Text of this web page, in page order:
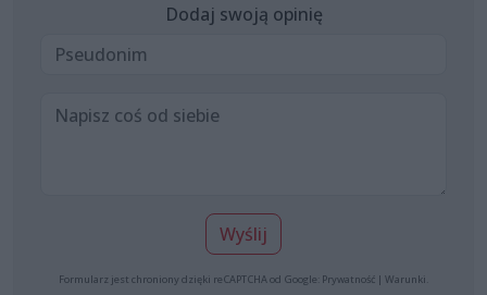
Dodaj swoją opinię
Wyślij
Formularz jest chroniony dzięki reCAPTCHA od Google: Prywatność | Warunki